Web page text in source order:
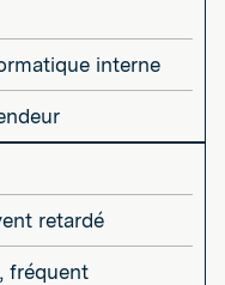
interne
retardé
fréquent